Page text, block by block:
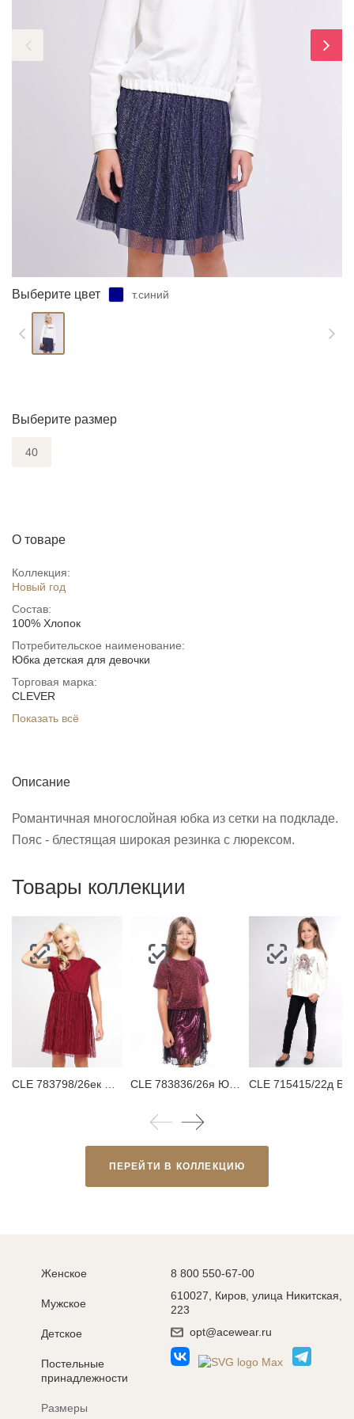
Выберите цвет т.синий
Выберите размер
40
О товаре
Коллекция:
Новый год
Состав:
100% Хлопок
Потребительское наименование:
Юбка детская для девочки
Торговая марка:
CLEVER
Показать всё
Описание
Романтичная многослойная юбка из сетки на подкладе.
Пояс - блестящая широкая резинка с люрексом.
Товары коллекции
ПЕРЕЙТИ В КОЛЛЕКЦИЮ
Женское
Мужское
Детское
Постельные
принадлежности
Размеры
8 800 550-67-00
610027, Киров, улица Никитская,
223
opt@acewear.ru